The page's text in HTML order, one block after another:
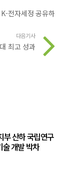
전자세정 공유하
다음기사
최고 성과
부 산하 국립연구
술 개발 박차